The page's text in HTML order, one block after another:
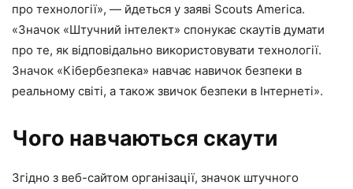
про технології», — йдеться у заяві Scouts America.
«Значок «Штучний інтелект» спонукає скаутів думати
про те, як відповідально використовувати технології.
Значок «Кібербезпека» навчає навичок безпеки в
реальному світі, а також звичок безпеки в Інтернеті».
Чого навчаються скаути
Згідно з веб-сайтом організації, значок штучного